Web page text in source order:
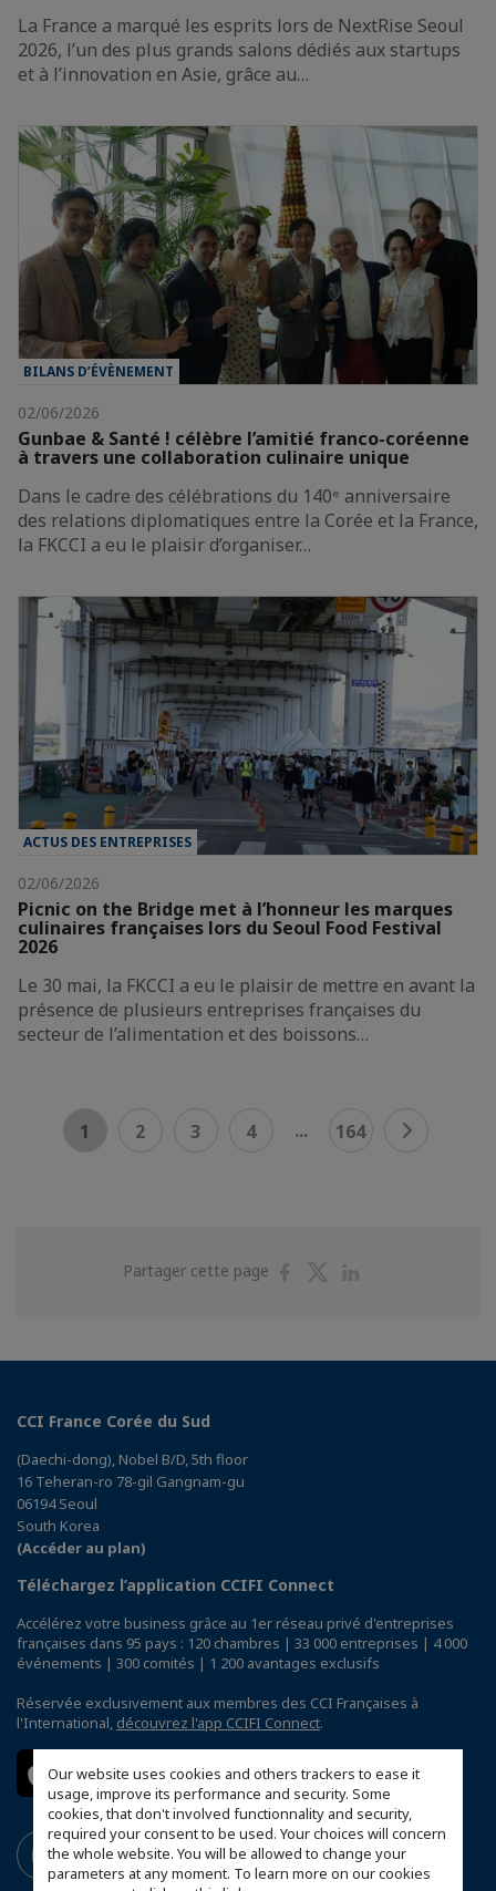
Our website uses cookies and others trackers to ease it
usage, improve its performance and security. Some
cookies, that don't involved functionnality and security,
required your consent to be used. Your choices will concern
the whole website. You will be allowed to change your
parameters at any moment. To learn more on our cookies
La France a marqué les esprits lors de NextRise Seoul
2026, l’un des plus grands salons dédiés aux startups
et à l’innovation en Asie, grâce au…
BILANS D’ÉVÈNEMENT
02/06/2026
Gunbae & Santé ! célèbre l’amitié franco-coréenne
à travers une collaboration culinaire unique
Dans le cadre des célébrations du 140ᵉ anniversaire
des relations diplomatiques entre la Corée et la France,
la FKCCI a eu le plaisir d’organiser…
ACTUS DES ENTREPRISES
02/06/2026
Picnic on the Bridge met à l’honneur les marques
culinaires françaises lors du Seoul Food Festival
2026
Le 30 mai, la FKCCI a eu le plaisir de mettre en avant la
présence de plusieurs entreprises françaises du
secteur de l’alimentation et des boissons…
1 2 3 4 ... 164
Partager cette page
PartagerPartager
CCI France Corée du Sud
(Daechi-dong), Nobel B/D, 5th floor
16 Teheran-ro 78-gil Gangnam-gu
06194 Seoul
South Korea
(Accéder au plan)
Téléchargez l’application CCIFI Connect
Accélérez votre business grâce au 1er réseau privé d'entreprises
françaises dans 95 pays : 120 chambres | 33 000 entreprises | 4 000
événements | 300 comités | 1 200 avantages exclusifs
Réservée exclusivement aux membres des CCI Françaises à
l'International, découvrez l'app CCIFI Connect.